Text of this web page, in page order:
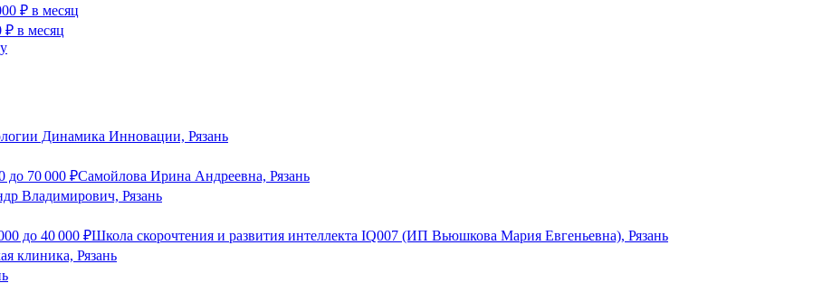
₽ в месяц
Динамика Инновации, Рязань
до 70 000 ₽Самойлова Ирина Андреевна, Рязань
Владимирович, Рязань
до 40 000 ₽Школа скорочтения и развития интеллекта IQ007 (ИП Вьюшкова Мария Евгеньевна), Рязань
клиника, Рязань